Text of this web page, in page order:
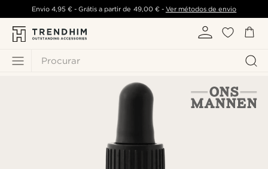
Procurar
Envio 4,95 €- Grátis a partir de 49,00 €- Ver métodos de envio